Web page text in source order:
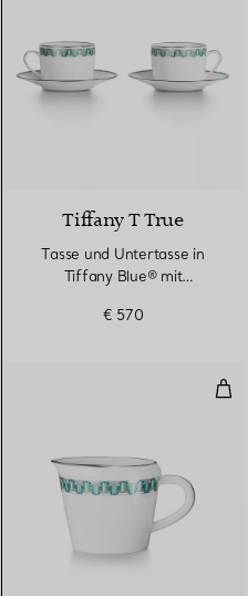
Tiffany T True
Tasse und Untertasse in
Tiffany Blue® mit
€ 570